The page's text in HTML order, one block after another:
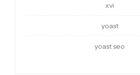
xvi
yoast
yoast seo